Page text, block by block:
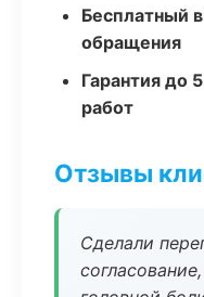
Бесплатный
обращения
Гарантия до
работ
Отзывы
Сделали